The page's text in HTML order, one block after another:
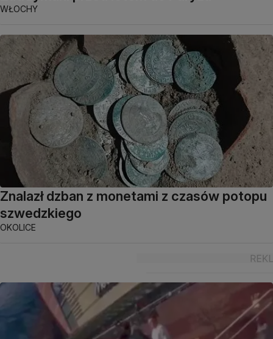
WŁOCHY
Znalazł dzban z monetami z czasów potopu
szwedzkiego
OKOLICE